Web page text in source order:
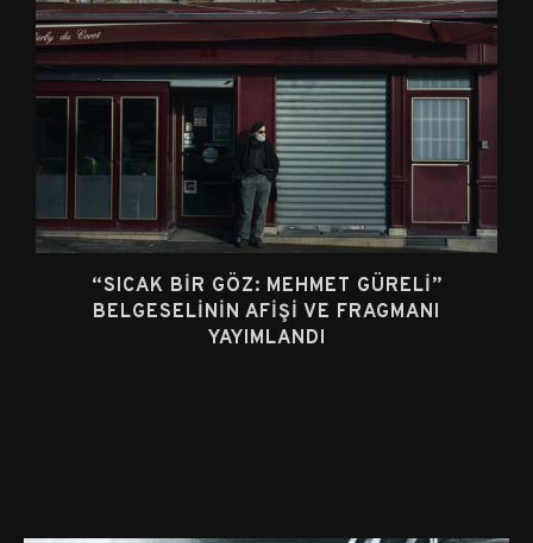
“SICAK BIR GÖZ: MEHMET GÜRELI”
BELGESELININ AFIŞI VE FRAGMANI
YAYIMLANDI